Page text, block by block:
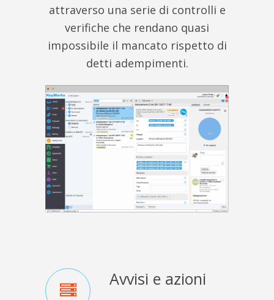
attraverso una serie di controlli e
verifiche che rendano quasi
impossibile il mancato rispetto di
detti adempimenti.
Avvisi e azioni